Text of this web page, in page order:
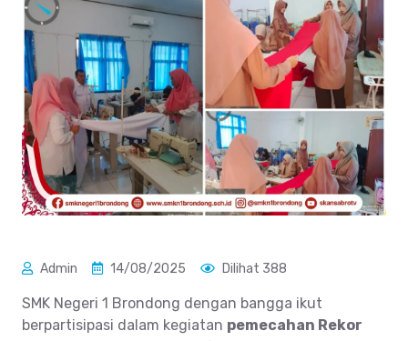
Admin 14/08/2025 Dilihat 388
SMK Negeri 1 Brondong dengan bangga ikut
berpartisipasi dalam kegiatan pemecahan Rekor